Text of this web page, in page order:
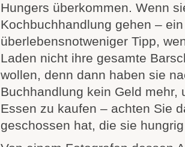
Hungers überkommen. Wenn
Kochbuchhandlung gehen – ein
überlebensnotweniger Tipp,
Laden nicht ihre gesamte
wollen, denn dann haben sie
Buchhandlung kein Geld mehr,
Essen zu kaufen – achten Sie
geschossen hat, die sie